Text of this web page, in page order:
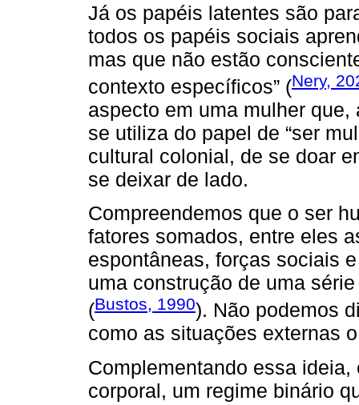
Já os papéis latentes são
todos os papéis sociais
mas que não estão
contexto específicos” (Nery,
aspecto em uma mulher
se utiliza do papel de “ser
cultural colonial, de se doar
se deixar de lado.
Compreendemos que o ser
fatores somados, entre eles
espontâneas, forças sociais
uma construção de uma
(Bustos, 1990). Não podemos
como as situações externas
Complementando essa
corporal, um regime binário